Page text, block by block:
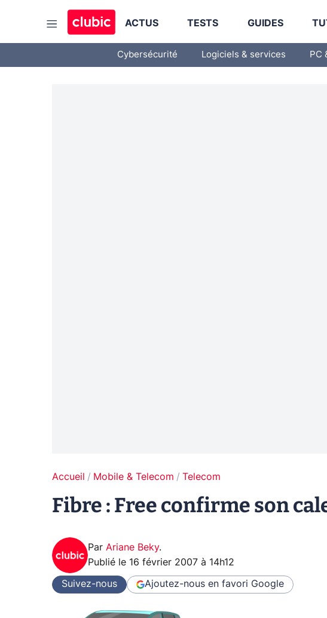
ACTUS TESTS GUIDES
Cybersécurité Logiciels & services PC
Accueil Mobile & Telecom Telecom
Fibre : Free confirme son
Par Ariane Beky.
Publié le 16 février 2007 à 14h12
Suivez-nous Ajoutez-nous en favori Google